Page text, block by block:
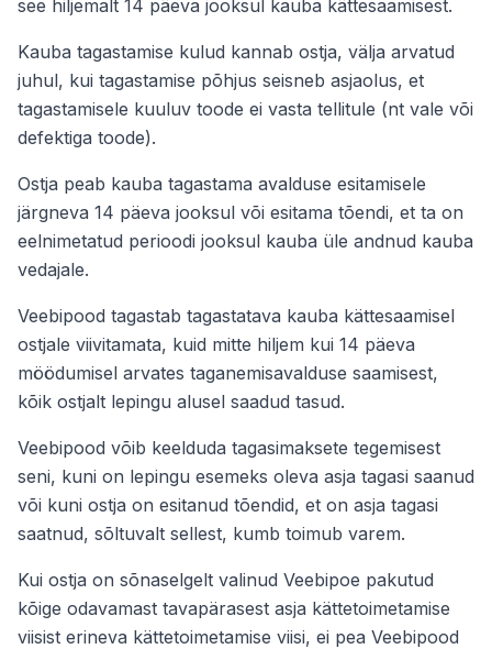
see hiljemalt 14 päeva jooksul kauba kättesaamisest.
Kauba tagastamise kulud kannab ostja, välja arvatud
juhul, kui tagastamise põhjus seisneb asjaolus, et
tagastamisele kuuluv toode ei vasta tellitule (nt vale või
defektiga toode).
Ostja peab kauba tagastama avalduse esitamisele
järgneva 14 päeva jooksul või esitama tõendi, et ta on
eelnimetatud perioodi jooksul kauba üle andnud kauba
vedajale.
Veebipood tagastab tagastatava kauba kättesaamisel
ostjale viivitamata, kuid mitte hiljem kui 14 päeva
möödumisel arvates taganemisavalduse saamisest,
kõik ostjalt lepingu alusel saadud tasud.
Veebipood võib keelduda tagasimaksete tegemisest
seni, kuni on lepingu esemeks oleva asja tagasi saanud
või kuni ostja on esitanud tõendid, et on asja tagasi
saatnud, sõltuvalt sellest, kumb toimub varem.
Kui ostja on sõnaselgelt valinud Veebipoe pakutud
kõige odavamast tavapärasest asja kättetoimetamise
viisist erineva kättetoimetamise viisi, ei pea Veebipood